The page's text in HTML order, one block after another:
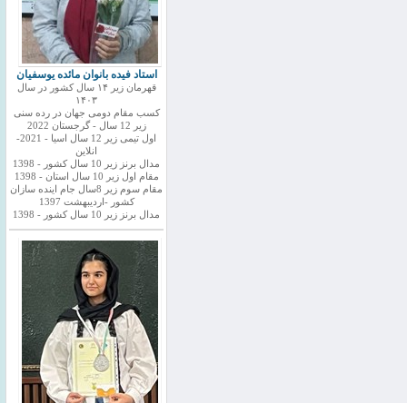
استاد فیده بانوان مائده یوسفیان
قهرمان زیر ۱۴ سال کشور در سال
۱۴۰۳
کسب مقام دومی جهان در رده سنی
زیر 12 سال - گرجستان 2022
اول تیمی زیر 12 سال اسیا - 2021-
انلاین
مدال برنز زیر 10 سال کشور - 1398
مقام اول زیر 10 سال استان - 1398
مقام سوم زیر 8سال جام اینده سازان
کشور -اردیبهشت 1397
مدال برنز زیر 10 سال کشور - 1398